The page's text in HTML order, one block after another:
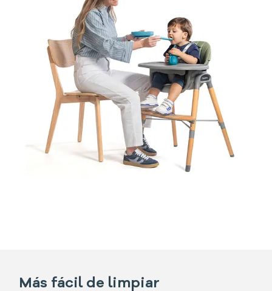
Más fácil de limpiar